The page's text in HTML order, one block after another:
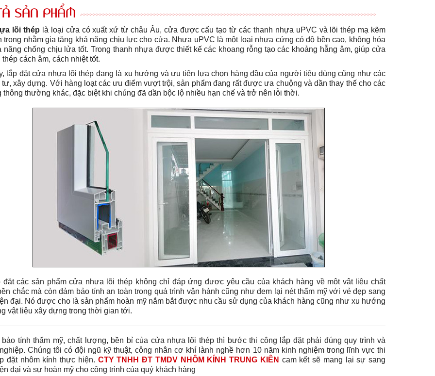
SẢN PHẨM
lõi thép là loại cửa có xuất xứ từ châu Âu, cửa được cấu tạo từ các thanh nhựa uPVC và lõi thép mạ kẽm
trong nhằm gia tăng khả năng chịu lực cho cửa. Nhựa uPVC là một loại nhựa cứng có độ bền cao, không hóa
năng chống chịu lửa tốt. Trong thanh nhựa được thiết kế các khoang rỗng tạo các khoảng hẫng âm, giúp cửa
cách âm, cách nhiệt tốt.
lắp đặt cửa nhựa lõi thép đang là xu hướng và ưu tiên lựa chọn hàng đầu của người tiêu dùng cũng như các
tư, xây dựng. Với hàng loạt các ưu điểm vượt trội, sản phẩm đang rất được ưa chuộng và dần thay thế cho các
thông thường khác, đặc biệt khi chúng đã dần bộc lộ nhiều hạn chế và trở nên lỗi thời.
đặt các sản phẩm cửa nhựa lõi thép không chỉ đáp ứng được yêu cầu của khách hàng về một vật liệu chất
chắc mà còn đảm bảo tính an toàn trong quá trình vận hành cũng như đem lại nét thẩm mỹ với vẻ đẹp sang
đại. Nó được cho là sản phẩm hoàn mỹ nắm bắt được nhu cầu sử dụng của khách hàng cũng như xu hướng
vật liệu xây dựng trong thời gian tới.
tính thẩm mỹ, chất lượng, bền bỉ của cửa nhựa lõi thép thì bước thi công lắp đặt phải đúng quy trình và
Chúng tôi có đội ngũ kỹ thuật, công nhân cơ khí lành nghề hơn 10 năm kinh nghiệm trong lĩnh vực thi
đặt nhôm kính thực hiện. CTY TNHH ĐT TMDV NHÔM KÍNH TRUNG KIÊN cam kết sẽ mang lại sự sang
đại và sự hoàn mỹ cho công trình của quý khách hàng